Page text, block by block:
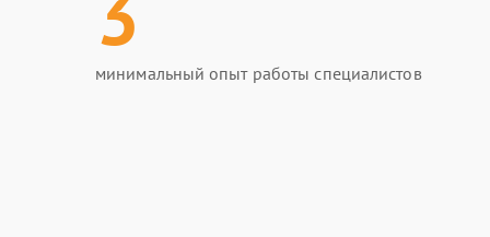
минимальный опыт работы специалистов